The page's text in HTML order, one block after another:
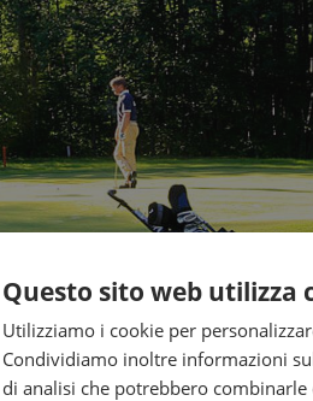
Questo sito web utilizza
Utilizziamo i cookie per
Condividiamo inoltre informazioni
di analisi che potrebbero